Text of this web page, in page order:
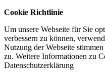
Cookie Richtlinie
Um unsere Webseite für Sie
verbessern zu können,
Nutzung der Webseite
zu. Weitere Informationen zu
Datenschutzerklärung